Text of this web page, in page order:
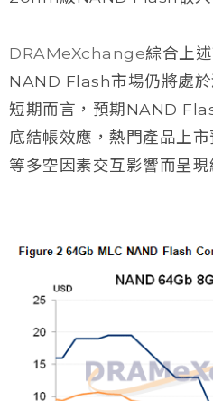
DRAMeXchange綜合上
NAND Flash市場仍將處
短期而言，預期NAND
底結帳效應，熱門產品上
等多空因素交互影響而呈現